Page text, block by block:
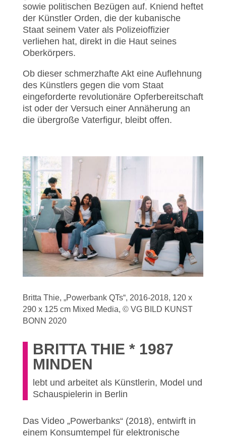
sowie politischen Bezügen auf. Kniend heftet
der Künstler Orden, die der kubanische
Staat seinem Vater als Polizeioffizier
verliehen hat, direkt in die Haut seines
Oberkörpers.
Ob dieser schmerzhafte Akt eine Auflehnung
des Künstlers gegen die vom Staat
eingeforderte revolutionäre Opferbereitschaft
ist oder der Versuch einer Annäherung an
die übergroße Vaterfigur, bleibt offen.
Britta Thie, „Powerbank QTs“, 2016-2018, 120 x
290 x 125 cm Mixed Media, © VG BILD KUNST
BONN 2020
BRITTA THIE * 1987
MINDEN
lebt und arbeitet als Künstlerin, Model und
Schauspielerin in Berlin
Das Video „Powerbanks“ (2018), entwirft in
einem Konsumtempel für elektronische